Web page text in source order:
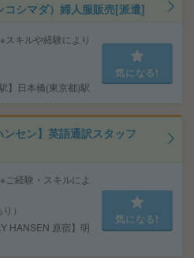
シマダ）婦人服販売[派遣]
キルや経験により
】日本橋(東京都)駅
気になる!
セン】英語通訳スタッフ
経験・スキルによ
）
HANSEN 原宿】明
気になる!